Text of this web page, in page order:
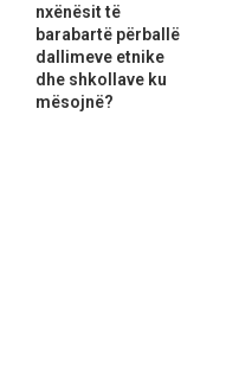
nxënësit të
barabartë përballë
dallimeve etnike
dhe shkollave ku
mësojnë?